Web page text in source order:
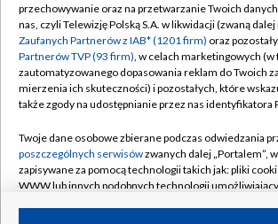
Abonament TVP
Emisja w TVP
Centrum informacji TVP
Naziemna Telewizja Cyfrowa
Rada Programowa
System NOS
Informacje o nadawcy
Regulamin TVP
Polityka prywatności
Moje zgody
Pomoc
Kontakt
Kanały
przechowywanie oraz na przetwarzanie Twoich
nas, czyli Telewizję Polską S.A. w likwidacji (zwaną dalej
Zaufanych Partnerów z IAB* (1201 firm) oraz
Partnerów TVP (93 firm), w celach marketingowych (w
zautomatyzowanego dopasowania reklam do Twoich
mierzenia ich skuteczności) i pozostałych, które
także zgody na udostępnianie przez nas identyfikatora
Twoje dane osobowe zbierane podczas odwiedzania
poszczególnych serwisówzwanych dalej „Portalem”,
zapisywane za pomocą technologii takich jak: pliki
WWW lub innych podobnych technologii